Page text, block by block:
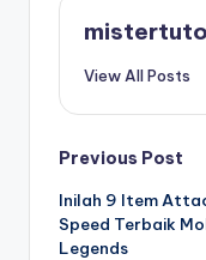
View All Posts
Post
Previous Post
Inilah 9 Item
Speed Terbaik
Legends